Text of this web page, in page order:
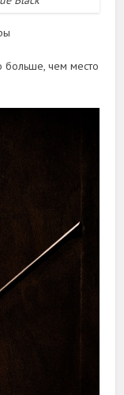
больше, чем место